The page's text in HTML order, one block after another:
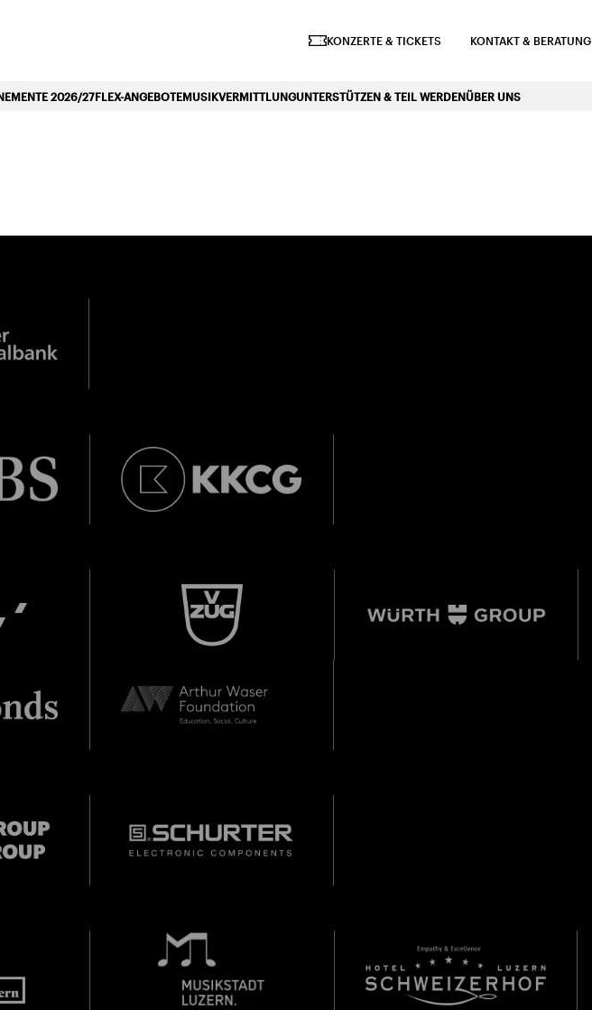
Piano Symphonique»
KONZERTE & TICKETS KONTAKT & BERATUNG
2026/27FLEX-ANGEBOTEMUSIKVERMITTLUNGUNTERSTÜTZEN & TEIL WERDENÜBER UNS